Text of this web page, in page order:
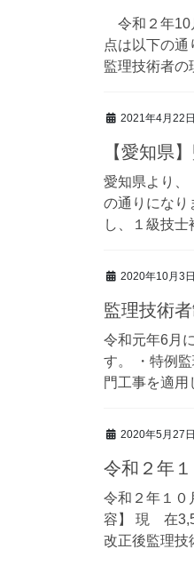
令和２年10
点は以下の
監理技術者
2021年4月22日
【愛知県
愛知県より、
の通りになり
し、１級技
2020年10月3日
監理技術
令和元年6月
す。 ・特例
門工事を適
2020年5月27日
令和２年
令和２年１０
容】 現 在
改正後監理